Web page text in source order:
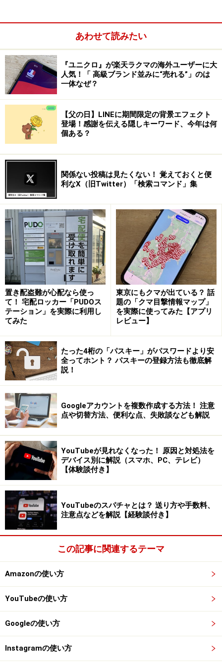
レーのチェックマークがつきます。
Twitterの「認証バッジ」のルールが変更
2023年3月24日、Twitter社は4月1日から従来の公式マー
ク／認証バッジ制度を廃止し、個人ユーザーは「Twitter
Blue（青色の認証バッジ）」
、企業は「Twitter Verified
Organizations（金色またはグレーの認証バッジ）」を
適用する新ルールを発表しました。
従来、Twitter認証バッジには青色の認証済みバッジのみ
が存在していました。これは対象のアカウントが公共の
利益にかなうものであり、信頼できることをユーザーに
は、アカウントが信頼でき、著名であり、なおかつアク
ティブである必要があり、申請をしてもなかなか審査が
通らないことで有名でした。
しかし、Twitterは従来の認証ポリシーを廃止し、加入す
ることで青色の認証バッジを付けることができる有料プ
ラン「Twitter Blue」を開始しました（以前から
「Twitter Blue」はありましたが、これに新たに認証バ
ッジの取得を導入した形）。
Twitter Blueに加入し、一定の要件を満たすと認証バッ
ジが付与されます。
認証バッジ「Twitter Blue」の概要
つまり、認証バッジを取得するには有料プランである
はどんなプランなのでしょうか。
■Twitter Blueの機能
Twitter Blueに加入すると、以下の機能を利用すること
ができます。
ツイートの編集：元のツイートが送信されてから30
分間、一定回数の変更を行うことができます。
あわせて読みたい
『ユニクロ』が楽天ラクマの海外ユーザーに大
人気！「 高級ブランド並みに“売れる”」のは
一体なぜ？
【父の日】LINEに期間限定の背景エフェクト
登場！感謝を伝える隠しキーワード、今年は何
個ある？
関係ない投稿は見たくない！ 覚えておくと便
利なX（旧Twitter）「検索コマンド」集
置き配盗難が心配なら使っ
て！ 宅配ロッカー「PUDOス
テーション」を実際に利用し
てみた
東京にもクマが出ている？ 話
題の「クマ目撃情報マップ」
を実際に使ってみた【アプリ
レビュー】
たった4桁の「パスキー」がパスワードより安
全ってホント？ パスキーの登録方法も徹底解
説！
Googleアカウントを複数作成する方法！ 注意
点や切替方法、便利な点、失敗談なども解説
YouTubeが見れなくなった！ 原因と対処法を
デバイス別に解説（スマホ、PC、テレビ）
【体験談付き】
YouTubeのスパチャとは？ 送り方や手数料、
注意点などを解説【経験談付き】
この記事に関連するテーマ
Amazonの使い方
YouTubeの使い方
Googleの使い方
Instagramの使い方